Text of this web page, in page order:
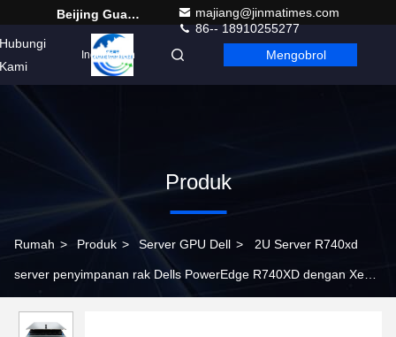
Beijing Guangtian Runze Technology Co., Ltd.
majiang@jinmatimes.com
86-- 18910255277
Hubungi
Kami
Indonesian Mengobrol
Produk
Rumah > Produk > Server GPU Dell > 2U Server R740xd
server penyimpanan rak Dells PowerEdge R740XD dengan Xeon